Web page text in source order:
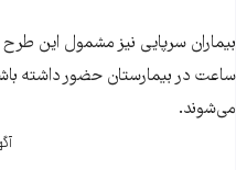
بیماران سرپایی نیز مشمول این
ساعت در بیمارستان حضور داشته
می‌شوند.